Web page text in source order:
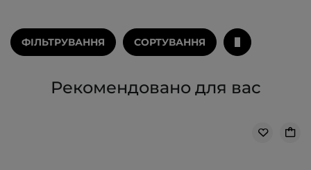
ФІЛЬТРУВАННЯ СОРТУВАННЯ
Рекомендовано для вас